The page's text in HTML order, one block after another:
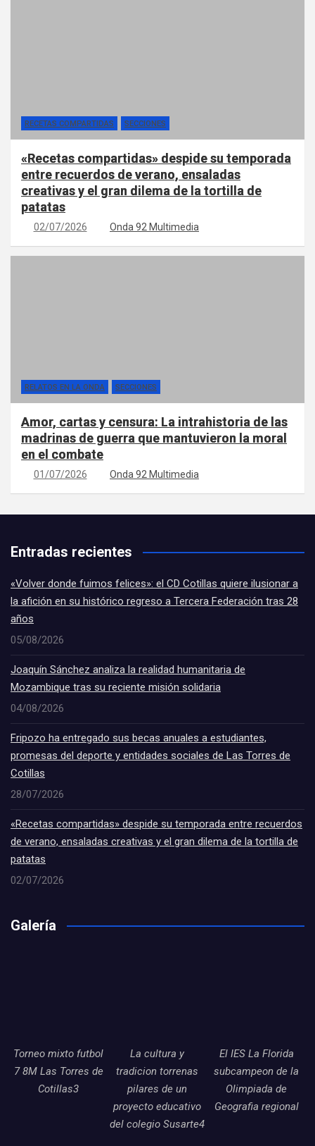
RECETAS COMPARTIDAS SECCIONES
«Recetas compartidas» despide su temporada
entre recuerdos de verano, ensaladas
creativas y el gran dilema de la tortilla de
patatas
02/07/2026 Onda 92 Multimedia
RELATOS EN LA ONDA SECCIONES
Amor, cartas y censura: La intrahistoria de las
madrinas de guerra que mantuvieron la moral
en el combate
01/07/2026 Onda 92 Multimedia
Entradas recientes
«Volver donde fuimos felices»: el CD Cotillas quiere ilusionar a
la afición en su histórico regreso a Tercera Federación tras 28
años
05/08/2026
Joaquín Sánchez analiza la realidad humanitaria de
Mozambique tras su reciente misión solidaria
04/08/2026
Fripozo ha entregado sus becas anuales a estudiantes,
promesas del deporte y entidades sociales de Las Torres de
Cotillas
28/07/2026
«Recetas compartidas» despide su temporada entre recuerdos
de verano, ensaladas creativas y el gran dilema de la tortilla de
patatas
02/07/2026
Galería
Torneo mixto futbol
7 8M Las Torres de
Cotillas3
La cultura y
tradicion torrenas
pilares de un
proyecto educativo
del colegio Susarte4
El IES La Florida
subcampeon de la
Olimpiada de
Geografia regional